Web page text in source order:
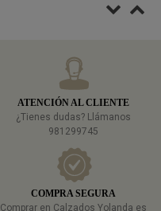
ATENCIÓN AL CLIENTE
¿Tienes dudas? Llámanos
981299745
COMPRA SEGURA
Comprar en Calzados Yolanda es